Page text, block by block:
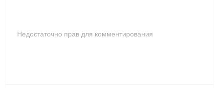
Недостаточно прав для комментирования